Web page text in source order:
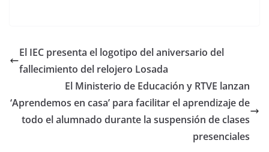
El IEC presenta el logotipo del aniversario del
fallecimiento del relojero Losada
El Ministerio de Educación y RTVE lanzan
‘Aprendemos en casa’ para facilitar el aprendizaje de
todo el alumnado durante la suspensión de clases
presenciales